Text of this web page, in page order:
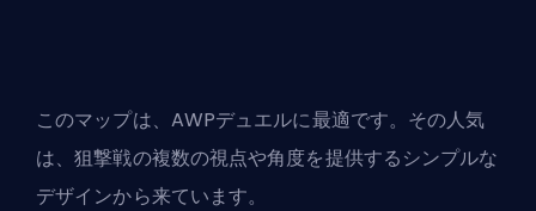
このマップは、AWPデュエルに最適です。その人気
は、狙撃戦の複数の視点や角度を提供するシンプルな
デザインから来ています。